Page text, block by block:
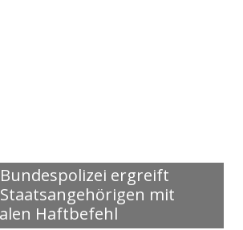
Bundespolizei ergreift
mit
Haftbefehl